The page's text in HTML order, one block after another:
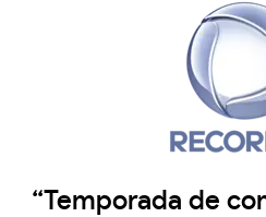
“Temporada de